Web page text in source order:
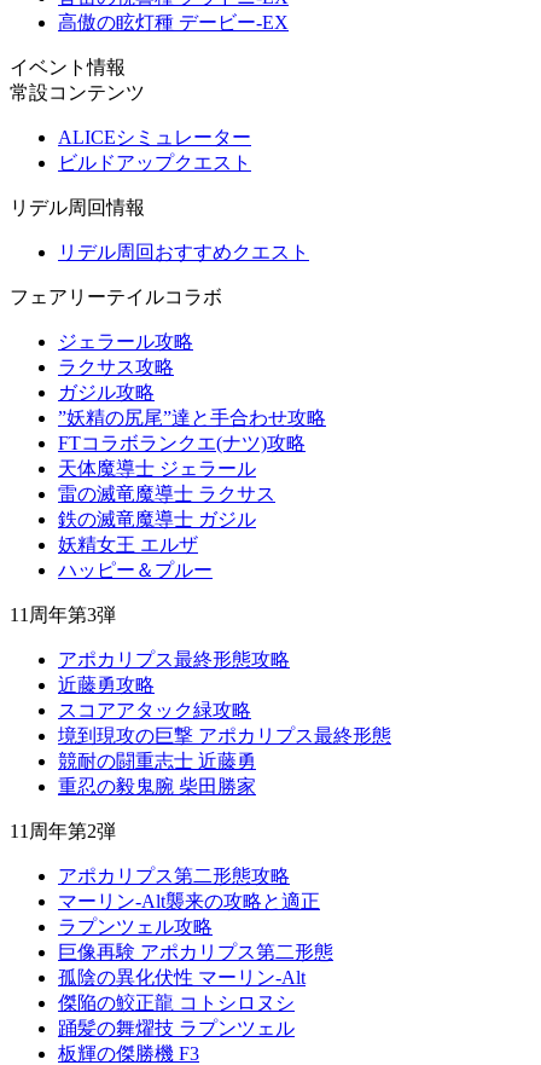
高傲の眩灯種 デービー-EX
イベント情報
常設コンテンツ
ALICEシミュレーター
ビルドアップクエスト
リデル周回情報
リデル周回おすすめクエスト
フェアリーテイルコラボ
ジェラール攻略
ラクサス攻略
ガジル攻略
”妖精の尻尾”達と手合わせ攻略
FTコラボランクエ(ナツ)攻略
天体魔導士 ジェラール
雷の滅竜魔導士 ラクサス
鉄の滅竜魔導士 ガジル
妖精女王 エルザ
ハッピー＆プルー
11周年第3弾
アポカリプス最終形態攻略
近藤勇攻略
スコアアタック緑攻略
境到現攻の巨撃 アポカリプス最終形態
競耐の闘重志士 近藤勇
重忍の毅鬼腕 柴田勝家
11周年第2弾
アポカリプス第二形態攻略
マーリン-Alt襲来の攻略と適正
ラプンツェル攻略
巨像再験 アポカリプス第二形態
孤陰の異化伏性 マーリン-Alt
傑陥の鮫正龍 コトシロヌシ
踊髪の舞燿技 ラプンツェル
板輝の傑勝機 F3